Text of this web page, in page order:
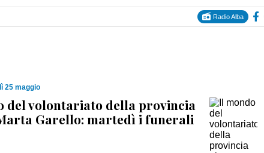
Radio Alba
25 maggio
del volontariato della provincia
Garello: martedì i funerali